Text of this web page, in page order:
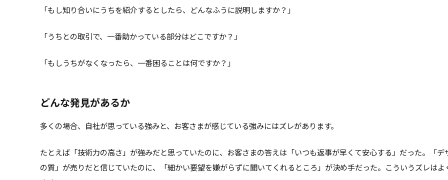
「もし知り合いにうちを紹介するとしたら、どんなふうに説明しますか？」
「うちとの取引で、一番助かっている部分はどこですか？」
「もしうちがなくなったら、一番困ることは何ですか？」
どんな発見があるか
多くの場合、自社が思っている強みと、お客さまが感じている強みにはズレがあります。
たとえば「技術力の高さ」が強みだと思っていたのに、お客さまの答えは「いつも返事が早くて安心する」だった。「デ
の質」が売りだと信じていたのに、「細かい要望を嫌がらずに聞いてくれるところ」が決め手だった。こういうズレはよ